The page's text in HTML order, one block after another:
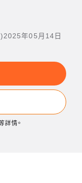
年05月14日
詳情。